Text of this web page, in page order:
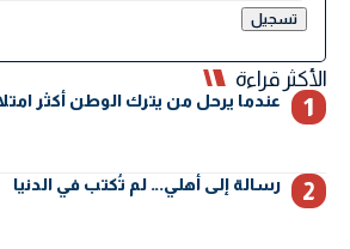
الأكثر قراءة
عندما يرحل من يترك الوطن أكثر
رسالة إلى أهلي… لم تُكتب في الدنيا